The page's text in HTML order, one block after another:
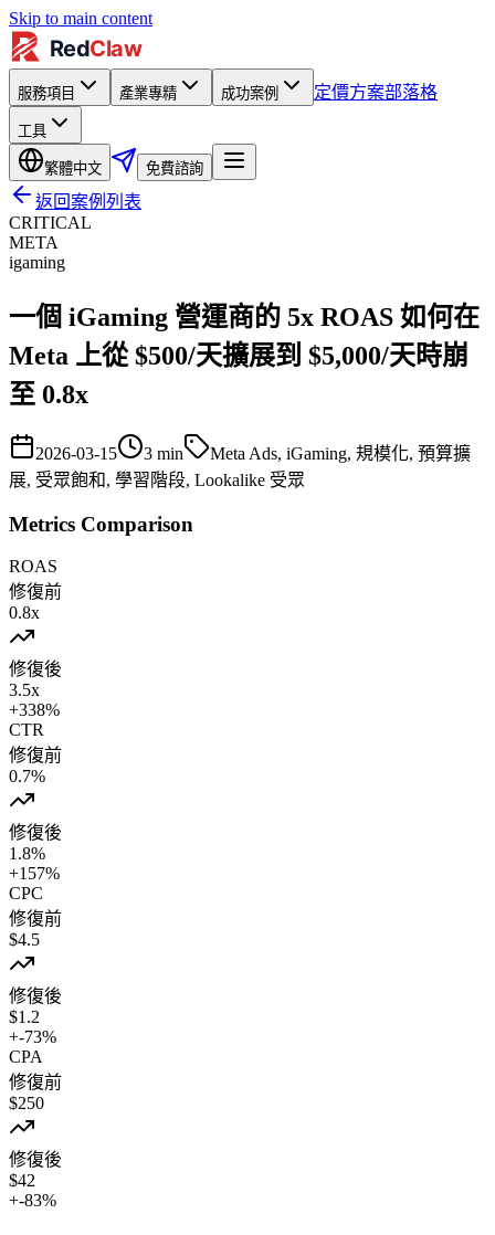
Skip to main content
服務項目 產業專精 成功案例 定價方案部落格
工具
繁體中文 免費諮詢
返回案例列表
CRITICAL
META
igaming
一個 iGaming 營運商的 5x ROAS 如何在
Meta 上從 $500/天擴展到 $5,000/天時崩
至 0.8x
2026-03-15 3 min
Meta Ads, iGaming, 規模化, 預算擴
展, 受眾飽和, 學習階段, Lookalike 受眾
Metrics Comparison
ROAS
修復前
0.8x
修復後
3.5x
+338%
CTR
修復前
0.7%
修復後
1.8%
+157%
CPC
修復前
$4.5
修復後
$1.2
+-73%
CPA
修復前
$250
修復後
$42
+-83%